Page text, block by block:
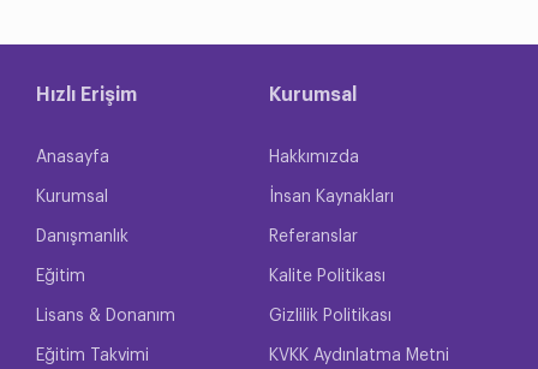
Hızlı Erişim
Anasayfa
Kurumsal
Danışmanlık
Eğitim
Lisans & Donanım
Eğitim Takvimi
Kurumsal
Hakkımızda
İnsan Kaynakları
Referanslar
Kalite Politikası
Gizlilik Politikası
KVKK Aydınlatma Metni